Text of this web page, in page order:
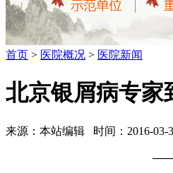
首页 > 医院概况 > 医院新闻
北京银屑病专家
来源：本站编辑 时间：2016-03-
——